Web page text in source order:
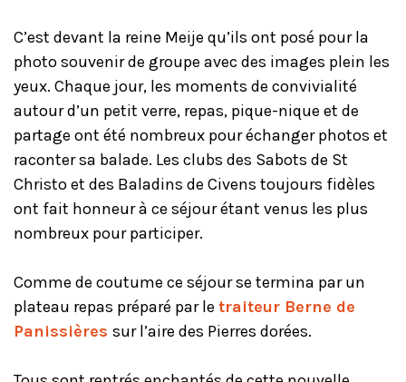
C’est devant la reine Meije qu’ils ont posé pour la
photo souvenir de groupe avec des images plein les
yeux. Chaque jour, les moments de convivialité
autour d’un petit verre, repas, pique-nique et de
partage ont été nombreux pour échanger photos et
raconter sa balade. Les clubs des Sabots de St
Christo et des Baladins de Civens toujours fidèles
ont fait honneur à ce séjour étant venus les plus
nombreux pour participer.
Comme de coutume ce séjour se termina par un
plateau repas préparé par le traiteur Berne de
Panissières sur l’aire des Pierres dorées.